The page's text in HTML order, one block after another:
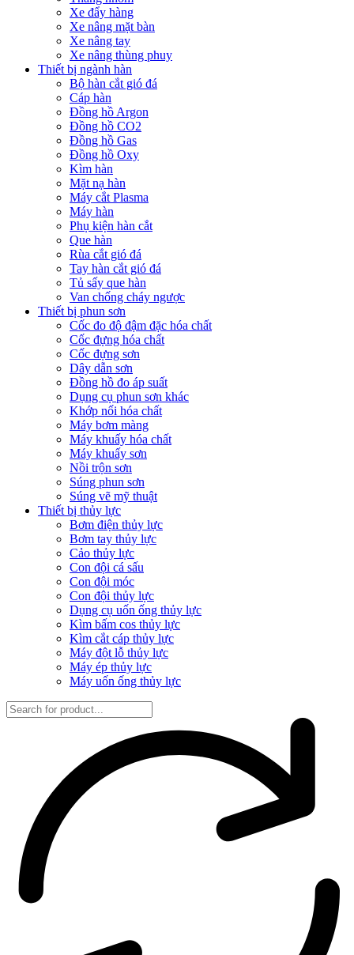
Xe đẩy hàng
Xe nâng mặt bàn
Xe nâng tay
Xe nâng thùng phuy
Thiết bị ngành hàn
Bộ hàn cắt gió đá
Cáp hàn
Đồng hồ Argon
Đồng hồ CO2
Đồng hồ Gas
Đồng hồ Oxy
Kìm hàn
Mặt nạ hàn
Máy cắt Plasma
Máy hàn
Phụ kiện hàn cắt
Que hàn
Rùa cắt gió đá
Tay hàn cắt gió đá
Tủ sấy que hàn
Van chống cháy ngược
Thiết bị phun sơn
Cốc đo độ đậm đặc hóa chất
Cốc đựng hóa chất
Cốc đựng sơn
Dây dẫn sơn
Đồng hồ đo áp suất
Dụng cụ phun sơn khác
Khớp nối hóa chất
Máy bơm màng
Máy khuấy hóa chất
Máy khuấy sơn
Nồi trộn sơn
Súng phun sơn
Súng vẽ mỹ thuật
Thiết bị thủy lực
Bơm điện thủy lực
Bơm tay thủy lực
Cảo thủy lực
Con đội cá sấu
Con đội móc
Con đội thủy lực
Dụng cụ uốn ống thủy lực
Kìm bấm cos thủy lực
Kìm cắt cáp thủy lực
Máy đột lỗ thủy lực
Máy ép thủy lực
Máy uốn ống thủy lực